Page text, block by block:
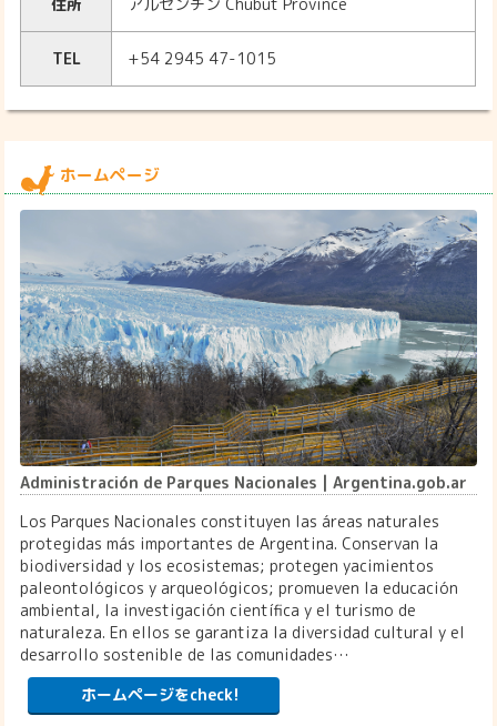
TEL +54 2945 47-1015
ホームページ
Administración de Parques Nacionales | Argentina.gob.ar
Los Parques Nacionales constituyen las áreas naturales
protegidas más importantes de Argentina. Conservan la
biodiversidad y los ecosistemas; protegen yacimientos
paleontológicos y arqueológicos; promueven la educación
ambiental, la investigación científica y el turismo de
naturaleza. En ellos se garantiza la diversidad cultural y el
desarrollo sostenible de las comunidades…
ホームページをcheck!